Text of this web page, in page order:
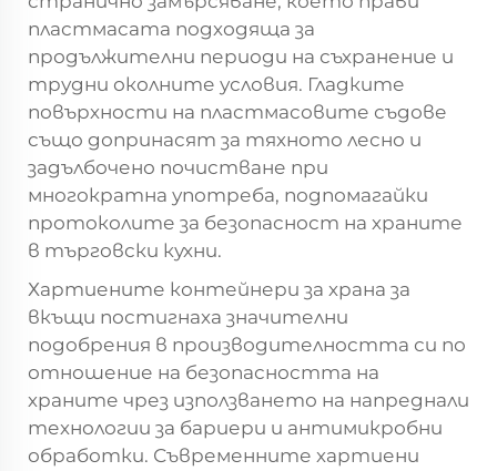
пластмасата подходяща за
продължителни периоди на съхранение и
трудни околните условия. Гладките
повърхности на пластмасовите съдове
също допринасят за тяхното лесно и
задълбочено почистване при
многократна употреба, подпомагайки
протоколите за безопасност на храните
в търговски кухни.
Хартиените контейнери за храна за
вкъщи постигнаха значителни
подобрения в производителността си по
отношение на безопасността на
храните чрез използването на напреднали
технологии за бариери и антимикробни
обработки. Съвременните хартиени